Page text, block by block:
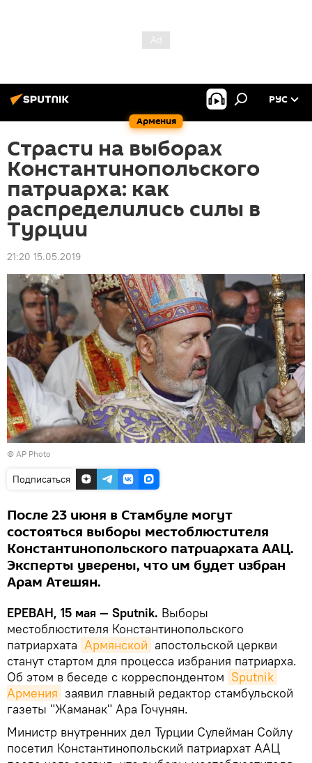
Армения
РУС
Страсти на выборах
Константинопольского
патриарха: как
распределились силы в
Турции
21:20 15.05.2019
© AP Photo
Подписаться
После 23 июня в Стамбуле могут
состояться выборы местоблюстителя
Константинопольского патриархата ААЦ.
Эксперты уверены, что им будет избран
Арам Атешян.
ЕРЕВАН, 15 мая — Sputnik. Выборы
местоблюстителя Константинопольского
патриархата Армянской апостольской церкви
станут стартом для процесса избрания патриарха.
Об этом в беседе с корреспондентом Sputnik
Армения заявил главный редактор стамбульской
газеты "Жаманак" Ара Гочунян.
Министр внутренних дел Турции Сулейман Сойлу
посетил Константинопольский патриархат ААЦ